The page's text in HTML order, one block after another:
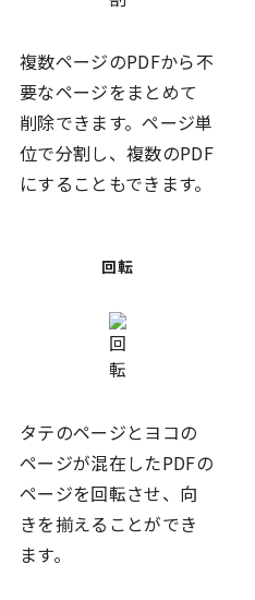
複数ページのPDFから不
要なページをまとめて
削除できます。ページ単
位で分割し、複数のPDF
にすることもできます。
回転
タテのページとヨコの
ページが混在したPDFの
ページを回転させ、向
きを揃えることができ
ます。